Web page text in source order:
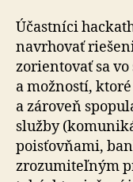
Účastníci
navrhovať
zorientovať sa
a možností,
a zároveň
služby
poisťovňami,
zrozumiteľným